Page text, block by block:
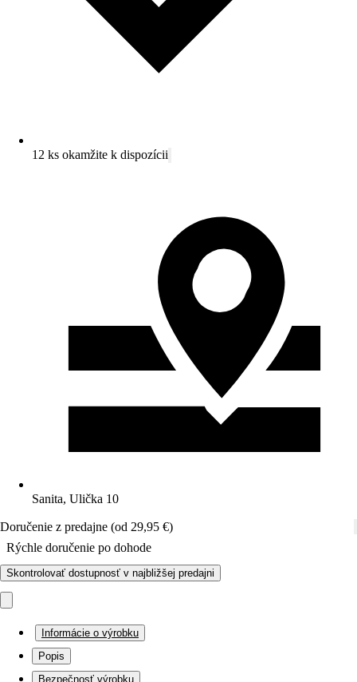
12 ks okamžite k dispozícii
Sanita, Ulička 10
Doručenie z predajne (od 29,95 €)
Rýchle doručenie po dohode
Skontrolovať dostupnosť v najbližšej predajni
Informácie o výrobku
Popis
Bezpečnosť výrobku